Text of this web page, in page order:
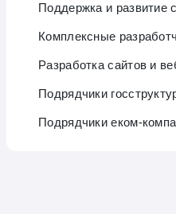
Поддержка и развитие
Комплексные
Разработка сайтов и
Подрядчики
Подрядчики еком-